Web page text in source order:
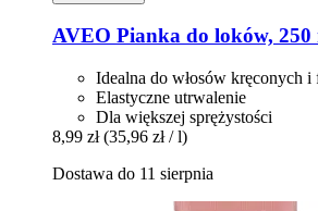
AVEO Pianka do loków, 250
Idealna do włosów kręconych i
Elastyczne utrwalenie
Dla większej sprężystości
8,99 zł (35,96 zł / l)
Dostawa do 11 sierpnia